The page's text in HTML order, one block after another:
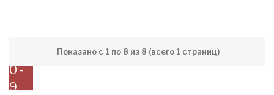
Показано с 1 по 8 из 8 (всего 1 страниц)
0 -
9